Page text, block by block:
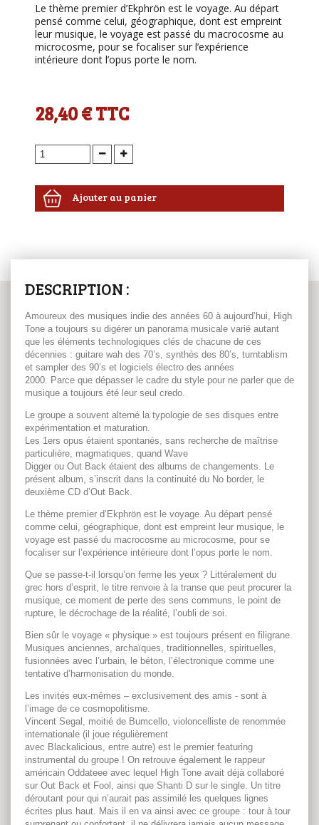
Le thème premier d’Ekphrön est le voyage. Au départ
pensé comme celui, géographique, dont est empreint
leur musique, le voyage est passé du macrocosme au
microcosme, pour se focaliser sur l’expérience
intérieure dont l’opus porte le nom.
28,40 €TTC
Ajouter au panier
DESCRIPTION :
Amoureux des musiques indie des années 60 à aujourd’hui, High
Tone a toujours su digérer un panorama musicale varié autant
que les éléments technologiques clés de chacune de ces
décennies : guitare wah des 70’s, synthès des 80’s, turntablism
et sampler des 90’s et logiciels électro des années
2000. Parce que dépasser le cadre du style pour ne parler que de
musique a toujours été leur seul credo.
Le groupe a souvent alterné la typologie de ses disques entre
expérimentation et maturation.
Les 1ers opus étaient spontanés, sans recherche de maîtrise
particulière, magmatiques, quand Wave
Digger ou Out Back étaient des albums de changements. Le
présent album, s’inscrit dans la continuité du No border, le
deuxième CD d’Out Back.
Le thème premier d’Ekphrön est le voyage. Au départ pensé
comme celui, géographique, dont est empreint leur musique, le
voyage est passé du macrocosme au microcosme, pour se
focaliser sur l’expérience intérieure dont l’opus porte le nom.
Que se passe-t-il lorsqu’on ferme les yeux ? Littéralement du
grec hors d’esprit, le titre renvoie à la transe que peut procurer la
musique, ce moment de perte des sens communs, le point de
rupture, le décrochage de la réalité, l’oubli de soi.
Bien sûr le voyage « physique » est toujours présent en filigrane.
Musiques anciennes, archaïques, traditionnelles, spirituelles,
fusionnées avec l’urbain, le béton, l’électronique comme une
tentative d’harmonisation du monde.
Les invités eux-mêmes – exclusivement des amis - sont à
l’image de ce cosmopolitisme.
Vincent Segal, moitié de Bumcello, violoncelliste de renommée
internationale (il joue régulièrement
avec Blackalicious, entre autre) est le premier featuring
instrumental du groupe ! On retrouve également le rappeur
américain Oddateee avec lequel High Tone avait déjà collaboré
sur Out Back et Fool, ainsi que Shanti D sur le single. Un titre
déroutant pour qui n’aurait pas assimilé les quelques lignes
écrites plus haut. Mais il en va ainsi avec ce groupe : tour à tour